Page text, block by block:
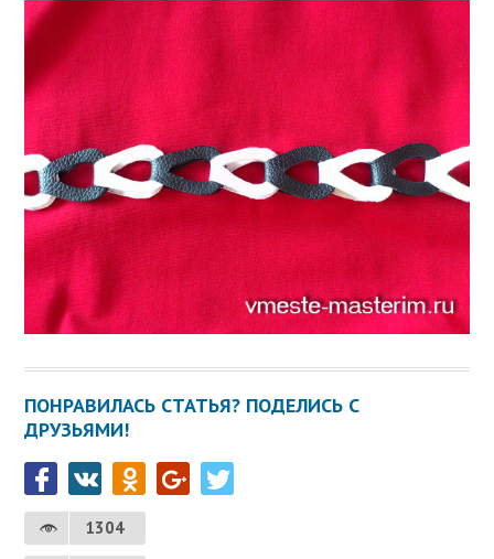
ПОНРАВИЛАСЬ СТАТЬЯ? ПОДЕЛИСЬ С
ДРУЗЬЯМИ!
1304